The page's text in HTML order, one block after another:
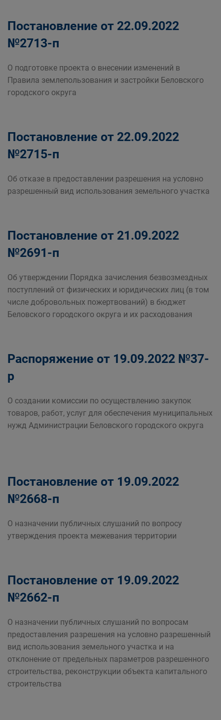
Постановление от 22.09.2022
№2713-п
О подготовке проекта о внесении изменений в
Правила землепользования и застройки Беловского
городского округа
Постановление от 22.09.2022
№2715-п
Об отказе в предоставлении разрешения на условно
разрешенный вид использования земельного участка
Постановление от 21.09.2022
№2691-п
Об утверждении Порядка зачисления безвозмездных
поступлений от физических и юридических лиц (в том
числе добровольных пожертвований) в бюджет
Беловского городского округа и их расходования
Распоряжение от 19.09.2022 №37-
р
О создании комиссии по осуществлению закупок
товаров, работ, услуг для обеспечения муниципальных
нужд Администрации Беловского городского округа
Постановление от 19.09.2022
№2668-п
О назначении публичных слушаний по вопросу
утверждения проекта межевания территории
Постановление от 19.09.2022
№2662-п
О назначении публичных слушаний по вопросам
предоставления разрешения на условно разрешенный
вид использования земельного участка и на
отклонение от предельных параметров разрешенного
строительства, реконструкции объекта капитального
строительства